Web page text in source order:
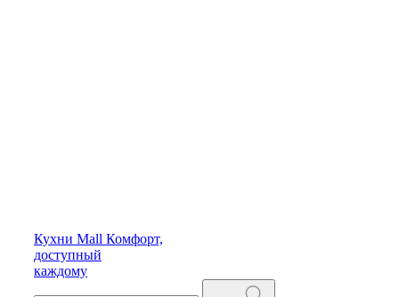
Кухни Mall Комфорт,
доступный
каждому